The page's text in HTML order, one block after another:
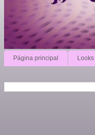
Página principal Looks